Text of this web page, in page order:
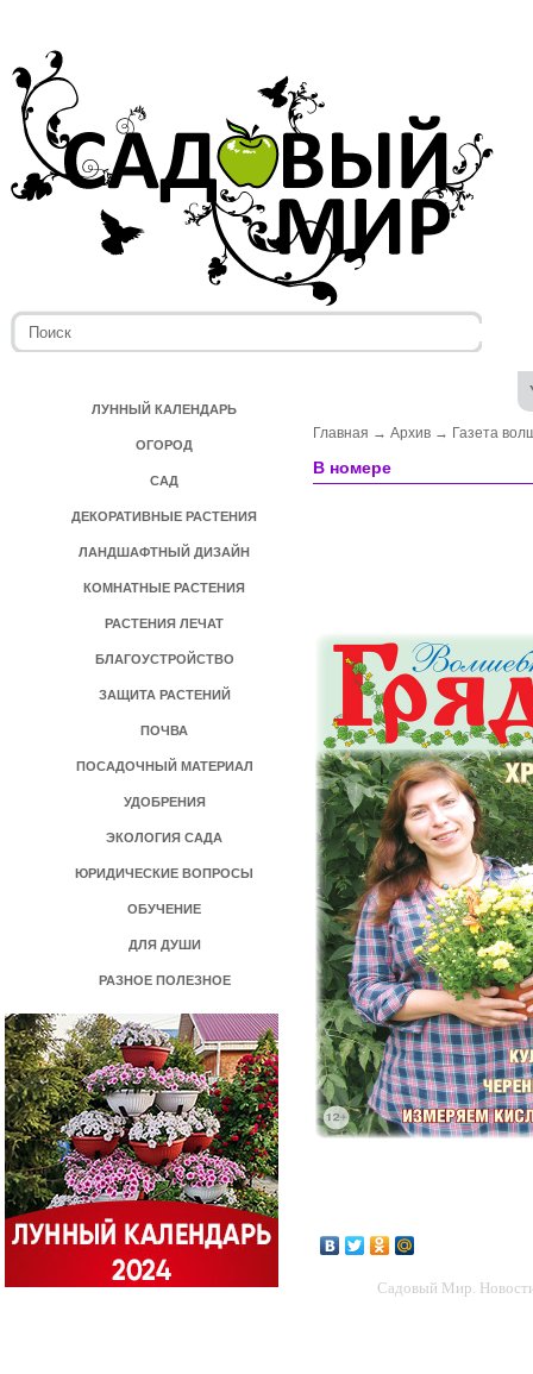
ЛУННЫЙ КАЛЕНДАРЬ
ОГОРОД
САД
ДЕКОРАТИВНЫЕ РАСТЕНИЯ
ЛАНДШАФТНЫЙ ДИЗАЙН
КОМНАТНЫЕ РАСТЕНИЯ
РАСТЕНИЯ ЛЕЧАТ
БЛАГОУСТРОЙСТВО
ЗАЩИТА РАСТЕНИЙ
ПОЧВА
ПОСАДОЧНЫЙ МАТЕРИАЛ
УДОБРЕНИЯ
ЭКОЛОГИЯ САДА
ЮРИДИЧЕСКИЕ ВОПРОСЫ
ОБУЧЕНИЕ
ДЛЯ ДУШИ
РАЗНОЕ ПОЛЕЗНОЕ
Главная → Архив → Газета
В номере
Садовый Мир. Новости